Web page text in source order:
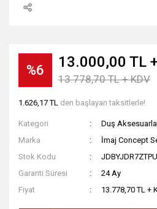
%6 13.000,00 TL
13.778,70 TL + KDV
1.626,17 TL den başlayan taksitlerle!
Kategori
Duş
Marka
İmaj Concept
Stok Kodu
JDBYJDR7ZTPU
Garanti Süresi
24 Ay
Fiyat
13.778,70 TL +